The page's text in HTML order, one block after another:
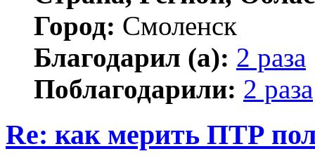
Город: Смоленск
Благодарил (а): 2 раза
Поблагодарили: 2 раза
Re: как мерить ПТР